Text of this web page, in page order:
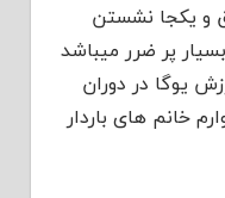
و یکجا نشستن
پر ضرر میباشد
یوگا در دوران
خانم های باردار